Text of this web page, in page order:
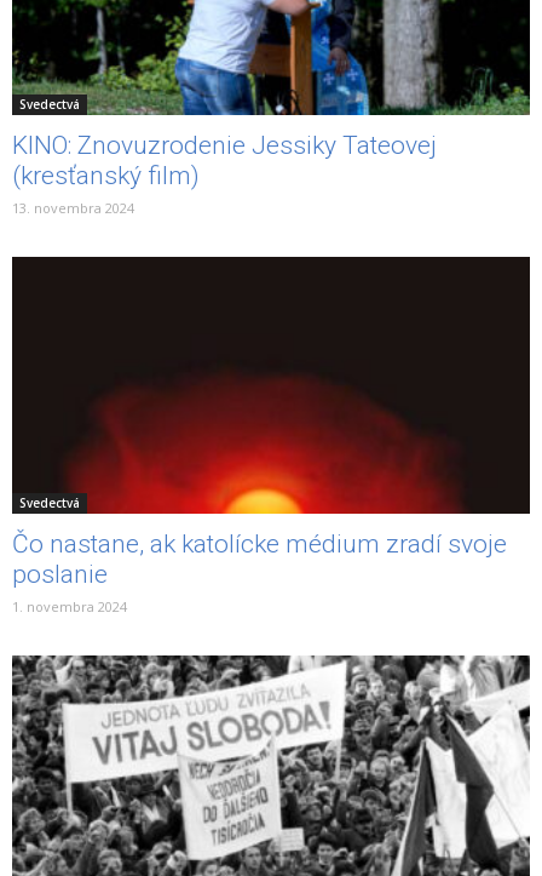
Svedectvá
KINO: Znovuzrodenie Jessiky Tateovej
(kresťanský film)
13. novembra 2024
Svedectvá
Čo nastane, ak katolícke médium zradí svoje
poslanie
1. novembra 2024